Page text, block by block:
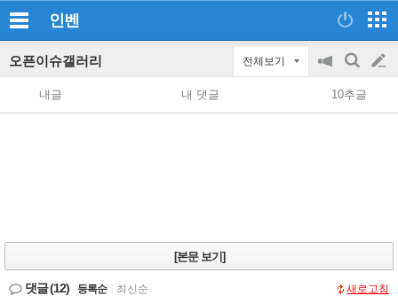
인벤
오픈이슈갤러리 전체보기
공
지
on/off
검
색
글
쓰
내글 내 댓글 10추글
[본문 보기]
댓글(12) 등록순 최신순 새로고침